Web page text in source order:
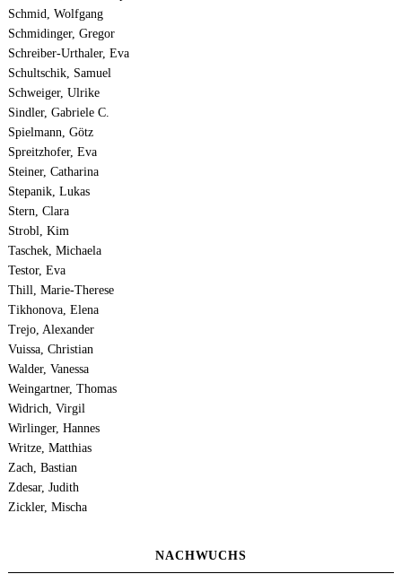
Schmid, Wolfgang
Schmidinger, Gregor
Schreiber-Urthaler, Eva
Schultschik, Samuel
Schweiger, Ulrike
Sindler, Gabriele C.
Spielmann, Götz
Spreitzhofer, Eva
Steiner, Catharina
Stepanik, Lukas
Stern, Clara
Strobl, Kim
Taschek, Michaela
Testor, Eva
Thill, Marie-Therese
Tikhonova, Elena
Trejo, Alexander
Vuissa, Christian
Walder, Vanessa
Weingartner, Thomas
Widrich, Virgil
Wirlinger, Hannes
Writze, Matthias
Zach, Bastian
Zdesar, Judith
Zickler, Mischa
NACHWUCHS